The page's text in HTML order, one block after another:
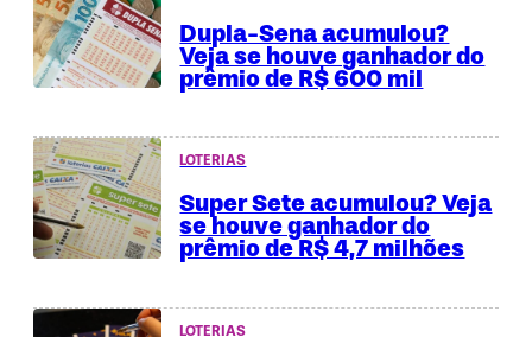
Dupla-Sena acumulou?
Veja se houve ganhador do
prêmio de R$ 600 mil
LOTERIAS
Super Sete acumulou? Veja
se houve ganhador do
prêmio de R$ 4,7 milhões
LOTERIAS